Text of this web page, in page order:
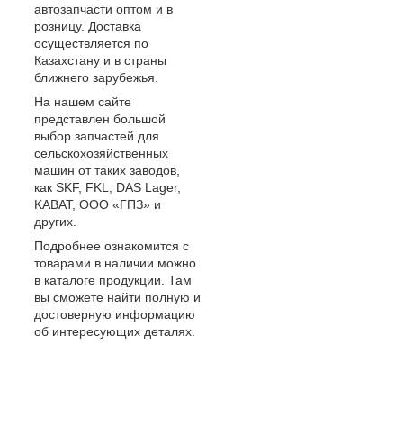
автозапчасти оптом и в
розницу. Доставка
осуществляется по
Казахстану и в страны
ближнего зарубежья.
На нашем сайте
представлен большой
выбор запчастей для
сельскохозяйственных
машин от таких заводов,
как SKF, FKL, DAS Lager,
KABAT, ООО «ГПЗ» и
других.
Подробнее ознакомится с
товарами в наличии можно
в каталоге продукции. Там
вы сможете найти полную и
достоверную информацию
об интересующих деталях.